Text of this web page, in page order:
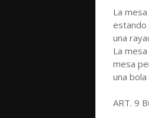
La
estando
una
La
mesa
una bola
ART. 9